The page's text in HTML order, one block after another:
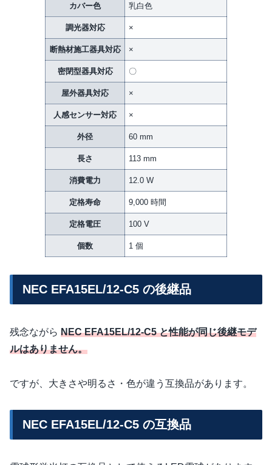
カバー色 乳白色
調光器対応 ×
断熱材施工器具対応 ×
密閉型器具対応 〇
屋外器具対応 ×
人感センサー対応 ×
外径 60 mm
長さ 113 mm
消費電力 12.0 W
定格寿命 9,000 時間
定格電圧 100 V
個数 1 個
NEC EFA15EL/12-C5 の後継品
残念ながら NEC EFA15EL/12-C5 と性能が同じ後継モデ
ルはありません。
ですが、大きさや明るさ・色が違う互換品があります。
NEC EFA15EL/12-C5 の互換品